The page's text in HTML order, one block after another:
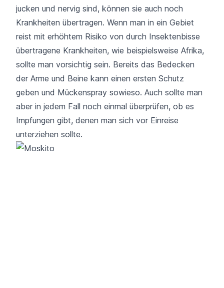
jucken und nervig sind, können sie auch noch
Krankheiten übertragen. Wenn man in ein Gebiet
reist mit erhöhtem Risiko von durch Insektenbisse
übertragene Krankheiten, wie beispielsweise Afrika,
sollte man vorsichtig sein. Bereits das Bedecken
der Arme und Beine kann einen ersten Schutz
geben und Mückenspray sowieso. Auch sollte man
aber in jedem Fall noch einmal überprüfen, ob es
Impfungen gibt, denen man sich vor Einreise
unterziehen sollte.